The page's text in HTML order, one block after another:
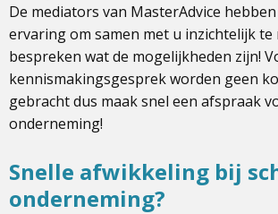
De mediators van MasterAdvice
ervaring om samen met u inzichtelijk te
bespreken wat de mogelijkheden zijn!
kennismakingsgesprek worden geen
gebracht dus maak snel een afspraak
onderneming!
Snelle afwikkeling bij
onderneming?